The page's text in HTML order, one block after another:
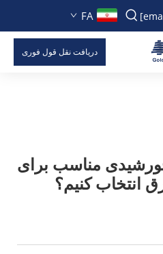
FA
دریافت نقل قول فوری
مناسب برای
انتخاب کنیم؟